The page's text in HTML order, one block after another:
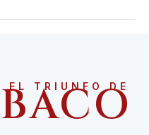
EL TRIUNFO DE
BACO